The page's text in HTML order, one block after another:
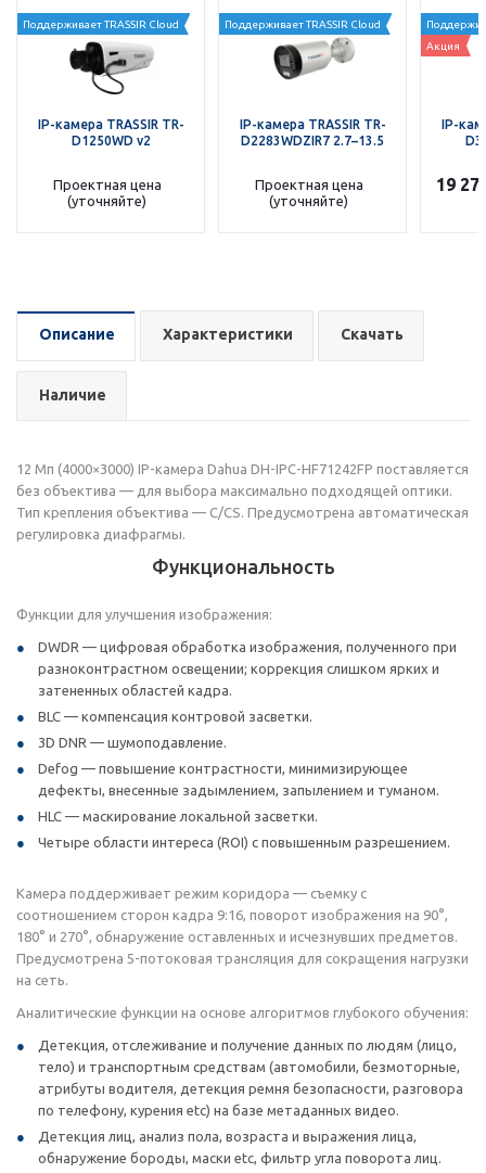
Поддерживает TRASSIR Cloud
IP-камера TRASSIR TR-
D1250WD v2
Проектная цена
(уточняйте)
Поддерживает TRASSIR Cloud
IP-камера TRASSIR TR-
D2283WDZIR7 2.7–13.5
Проектная цена
(уточняйте)
Акция
IP-
19
Описание Характеристики Скачать
Наличие
12 Мп (4000×3000) IP-камера Dahua DH-IPC-HF71242FP поставляется
без объектива — для выбора максимально подходящей оптики.
Тип крепления объектива — C/CS. Предусмотрена автоматическая
регулировка диафрагмы.
Функциональность
Функции для улучшения изображения:
DWDR — цифровая обработка изображения, полученного при
разноконтрастном освещении; коррекция слишком ярких и
затененных областей кадра.
BLC — компенсация контровой засветки.
3D DNR — шумоподавление.
Defog — повышение контрастности, минимизирующее
дефекты, внесенные задымлением, запылением и туманом.
HLC — маскирование локальной засветки.
Четыре области интереса (ROI) с повышенным разрешением.
Камера поддерживает режим коридора — съемку с
соотношением сторон кадра 9:16, поворот изображения на 90°,
180° и 270°, обнаружение оставленных и исчезнувших предметов.
Предусмотрена 5-потоковая трансляция для сокращения нагрузки
на сеть.
Аналитические функции на основе алгоритмов глубокого обучения:
Детекция, отслеживание и получение данных по людям (лицо,
тело) и транспортным средствам (автомобили, безмоторные,
атрибуты водителя, детекция ремня безопасности, разговора
по телефону, курения etc) на базе метаданных видео.
Детекция лиц, анализ пола, возраста и выражения лица,
обнаружение бороды, маски etc, фильтр угла поворота лиц.